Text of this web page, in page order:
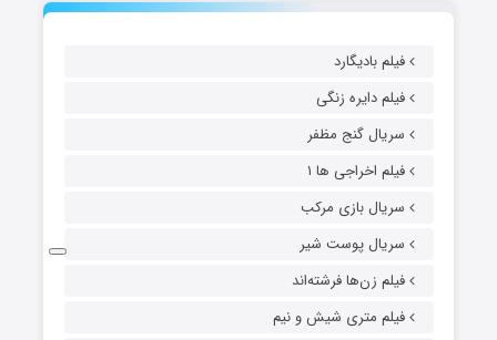
فیلم بادیگارد
فیلم دایره زنگی
سریال گنج مظفر
فیلم اخراجی ها ۱
سریال بازی مرکب
سریال پوست شیر
فیلم زن‌ها فرشته‌اند
فیلم متری شیش و نیم